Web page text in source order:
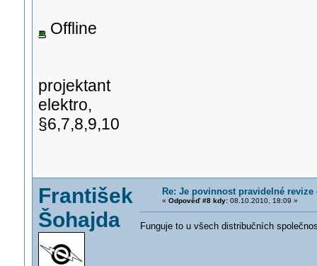
Offline
projektant
elektro,
§6,7,8,9,10
František
Šohajda
Re: Je povinnost pravidelné
« Odpověď #8 kdy:08.10.2010, 18:09 »
Funguje to u všech distribučních